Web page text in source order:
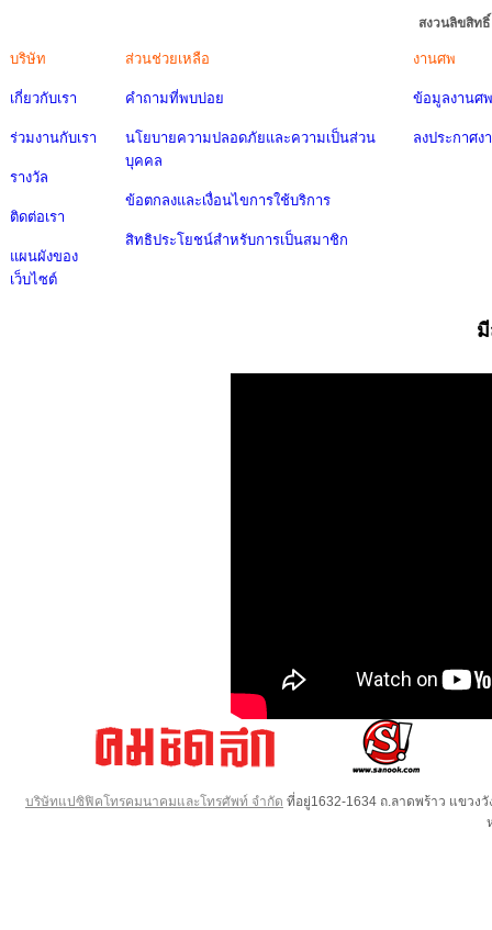
สงวนลิขสิท
บริษัท
เกี่ยวกับเรา
ร่วมงานกับเรา
รางวัล
ติดต่อเรา
แผนผังของ
เว็บไซต์
ส่วนช่วยเหลือ
คำถามที่พบบ่อย
นโยบายความปลอดภัยและความเป็นส่วน
บุคคล
ข้อตกลงและเงื่อนไขการใช้บริการ
สิทธิประโยชน์สำหรับการเป็นสมาชิก
งานศพ
ข้อมูลงานศพ
ลงประกาศง
บริษัทแปซิฟิคโทรคมนาคมและโทรศัพท์ จำกัด ที่อยู่1632-1634 ถ.ลาดพร้าว แขวง